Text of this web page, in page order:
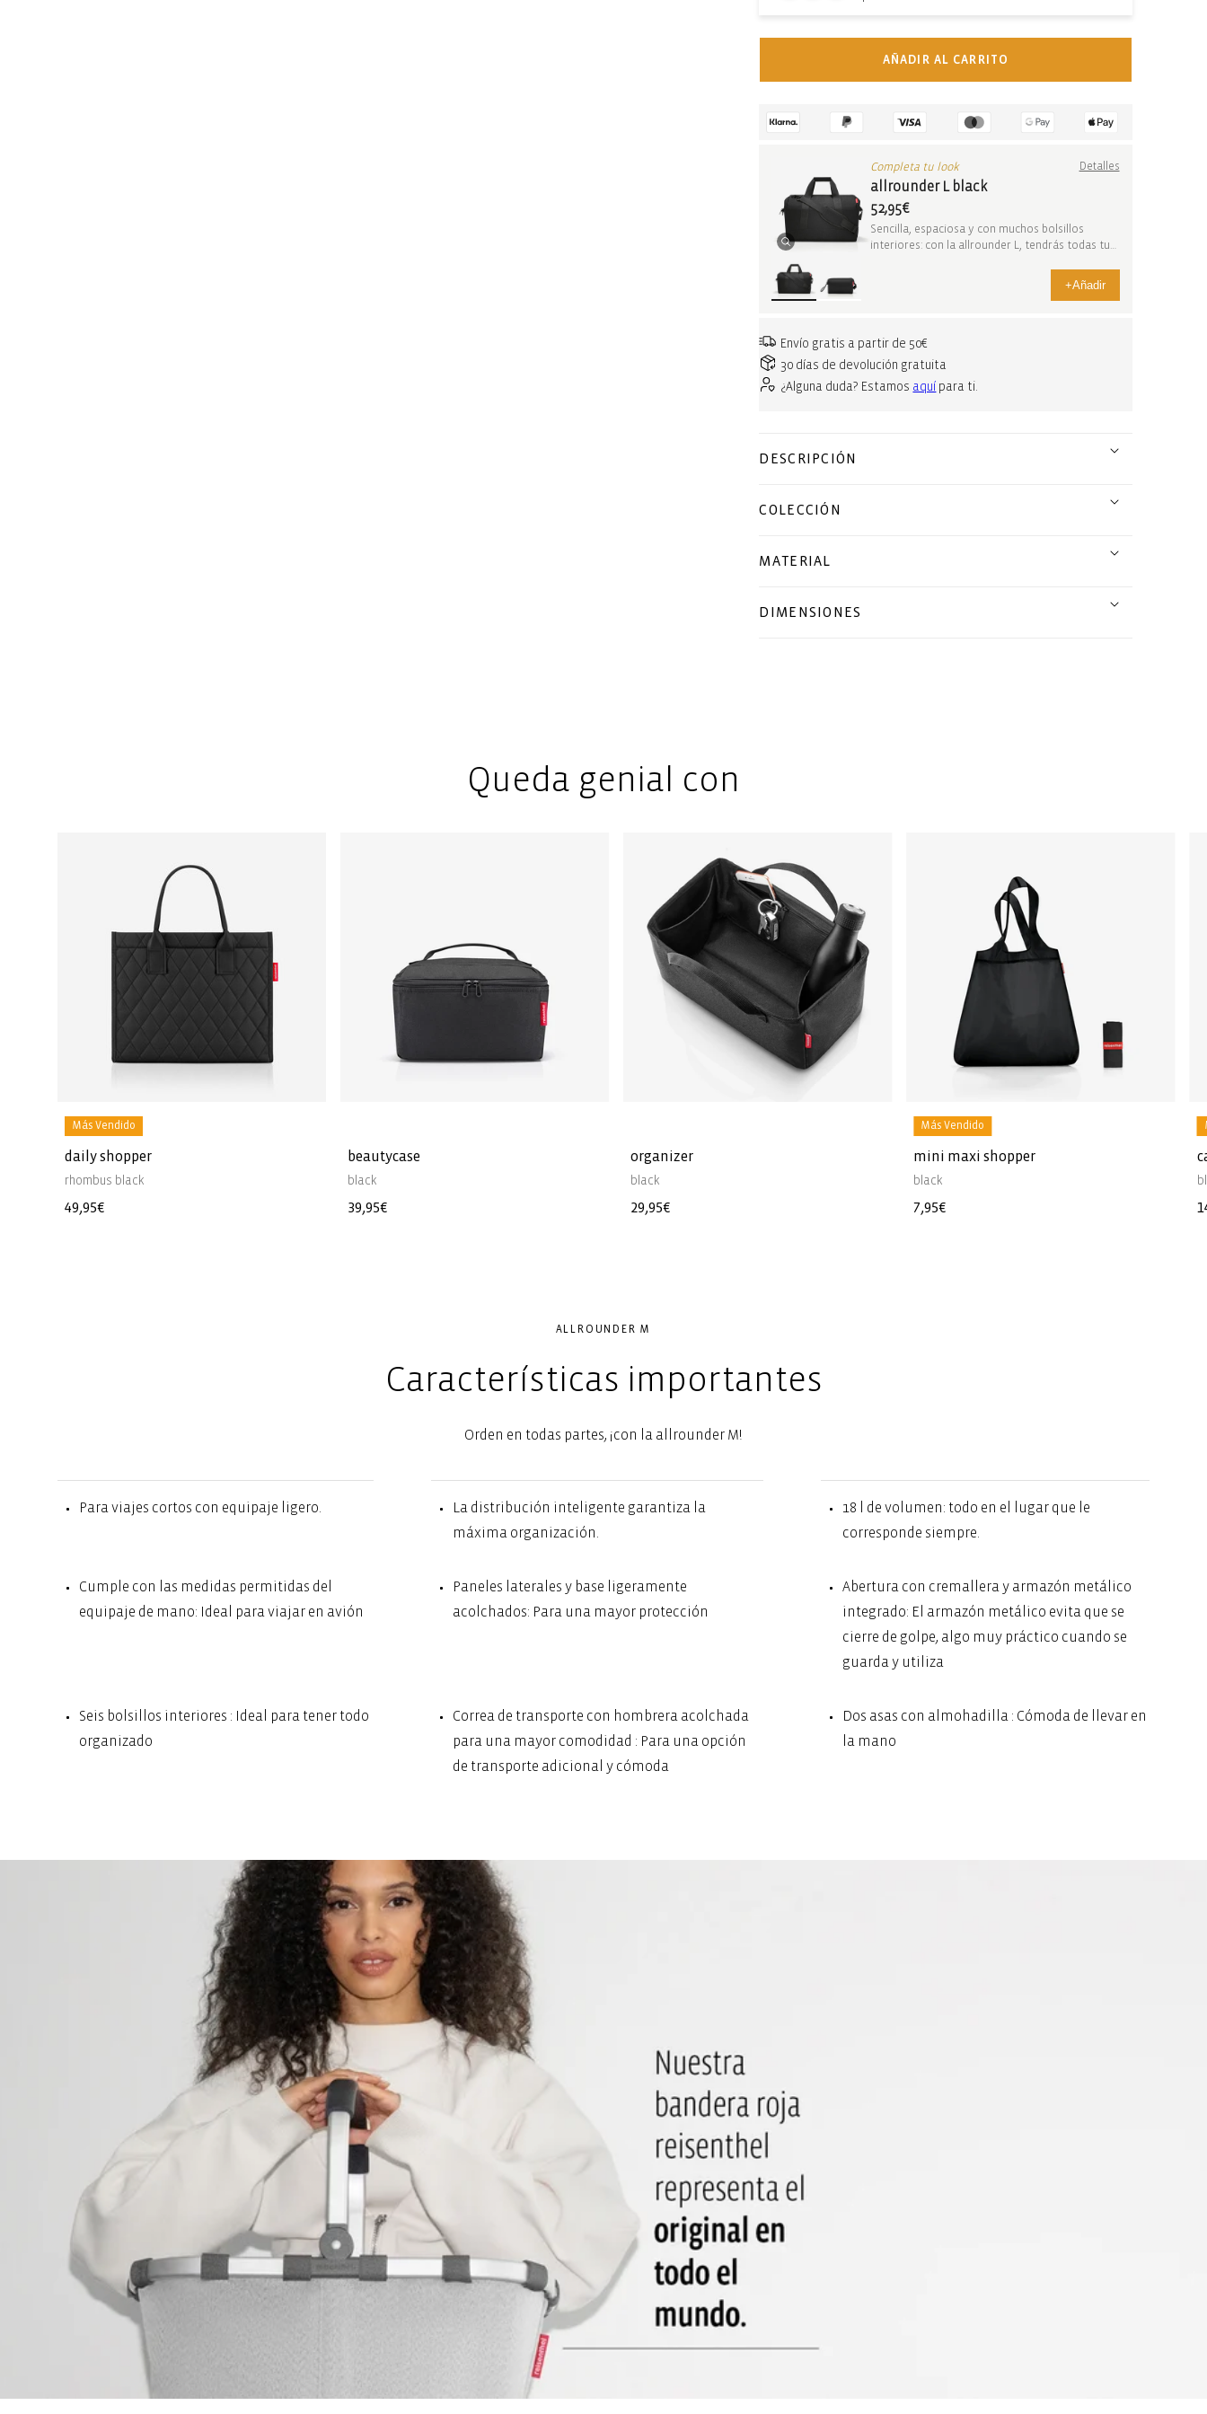
AÑADIR AL CARRITO
Completa tu look Detalles
allrounder L black
52,95€
Sencilla, espaciosa y con muchos bolsillos
interiores: con la allrounder L, tendrás todas tus
+Añadir
Envío gratis a partir de 50€
30 días de devolución gratuita
¿Alguna duda? Estamos aquí para ti.
DESCRIPCIÓN
COLECCIÓN
MATERIAL
DIMENSIONES
Queda genial con
Más Vendido
daily shopper
rhombus black
Precio
49,95€
beautycase
black
Precio
39,95€
organizer
black
Precio
29,95€
Más Vendido
mini maxi shopper
black
Precio
7,95€
ALLROUNDER M
Características importantes
Orden en todas partes, ¡con la allrounder M!
Para viajes cortos con equipaje ligero.
La distribución inteligente garantiza la
máxima organización.
18 l de volumen: todo en el lugar que le
corresponde siempre.
Cumple con las medidas permitidas del
equipaje de mano: Ideal para viajar en avión
Paneles laterales y base ligeramente
acolchados: Para una mayor protección
Abertura con cremallera y armazón metálico
integrado: El armazón metálico evita que se
cierre de golpe, algo muy práctico cuando se
guarda y utiliza
Seis bolsillos interiores : Ideal para tener todo
organizado
Correa de transporte con hombrera acolchada
para una mayor comodidad : Para una opción
de transporte adicional y cómoda
Dos asas con almohadilla : Cómoda de llevar en
la mano